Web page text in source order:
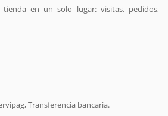
en un solo lugar: visitas, pedidos,
Transferencia bancaria.